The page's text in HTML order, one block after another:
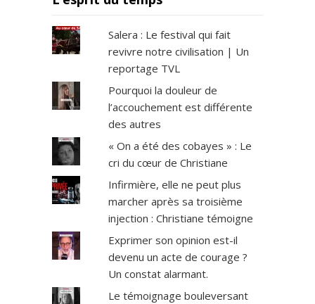
Salera : Le festival qui fait
revivre notre civilisation | Un
reportage TVL
Pourquoi la douleur de
l’accouchement est différente
des autres
« On a été des cobayes » : Le
cri du cœur de Christiane
Infirmière, elle ne peut plus
marcher après sa troisième
injection : Christiane témoigne
Exprimer son opinion est-il
devenu un acte de courage ?
Un constat alarmant.
Le témoignage bouleversant